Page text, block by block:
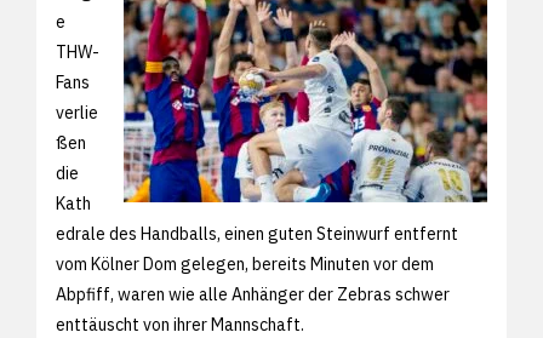
e
THW-
Fans
verlie
ßen
die
Kath
edrale des Handballs, einen guten Steinwurf entfernt
vom Kölner Dom gelegen, bereits Minuten vor dem
Abpfiff, waren wie alle Anhänger der Zebras schwer
enttäuscht von ihrer Mannschaft.